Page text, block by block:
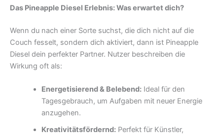
Das Pineapple Diesel Erlebnis: Was erwartet dich?
Wenn du nach einer Sorte suchst, die dich nicht auf die
Couch fesselt, sondern dich aktiviert, dann ist Pineapple
Diesel dein perfekter Partner. Nutzer beschreiben die
Wirkung oft als:
Energetisierend & Belebend:Ideal für den
Tagesgebrauch, um Aufgaben mit neuer Energie
anzugehen.
Kreativitätsfördernd:Perfekt für Künstler,